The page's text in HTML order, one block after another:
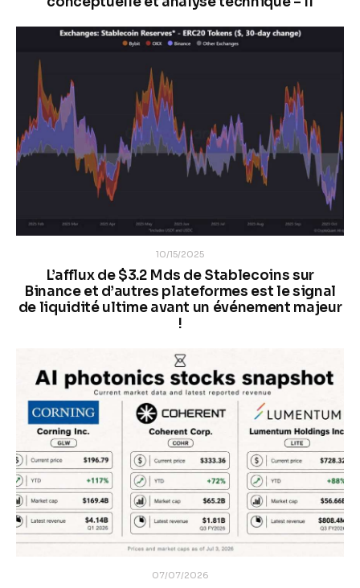
10/15/2025
L’afflux de $3.2 Mds de Stablecoins sur
Binance et d’autres plateformes est le signal
de liquidité ultime avant un événement majeur
!
07/07/2026